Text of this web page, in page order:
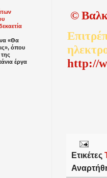
©
http://
Ετικέτες
«Θα
όπου
έργα